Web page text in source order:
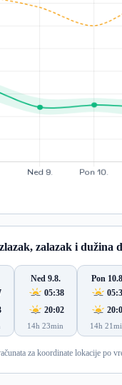
zalazak i dužina
Ned 9.8.
05:38
20:02
14h 23min
Pon
14h
za koordinate lokacije po